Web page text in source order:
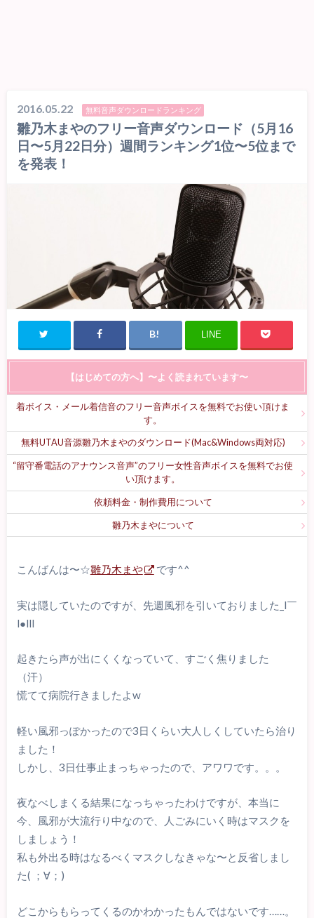
2016.05.22 無料音声ダウンロードランキング
雛乃木まやのフリー音声ダウンロード（5月16
日〜5月22日分）週間ランキング1位〜5位まで
を発表！
LINE
【はじめての方へ】〜よく読まれています〜
着ボイス・メール着信音のフリー音声ボイスを無料でお使い頂けま
す。
無料UTAU音源雛乃木まやのダウンロード(Mac&Windows両対応)
“留守番電話のアナウンス音声”のフリー女性音声ボイスを無料でお使
い頂けます。
依頼料金・制作費用について
雛乃木まやについて
こんばんは〜☆雛乃木まや です^^
実は隠していたのですが、先週風邪を引いておりました_l￣
l●lll
起きたら声が出にくくなっていて、すごく焦りました
（汗）
慌てて病院行きましたよw
軽い風邪っぽかったので3日くらい大人しくしていたら治り
ました！
しかし、3日仕事止まっちゃったので、アワワです。。。
夜なべしまくる結果になっちゃったわけですが、本当に
今、風邪が大流行り中なので、人ごみにいく時はマスクを
しましょう！
私も外出る時はなるべくマスクしなきゃな〜と反省しまし
た( ；∀；)
どこからもらってくるのかわかったもんではないです……。